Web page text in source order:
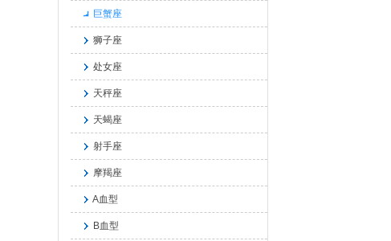
巨蟹座
狮子座
处女座
天秤座
天蝎座
射手座
摩羯座
A血型
B血型